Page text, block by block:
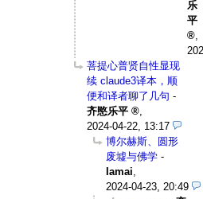
乐
平
,
菩提心普贤自性显现
续 claude3译本，顺
便和译者聊了几句 -
齐愍乐平
,
2024-04-22, 13:17
博尔赫斯、圆形
废墟与佛学 -
Iamai,
2024-04-23, 20:49